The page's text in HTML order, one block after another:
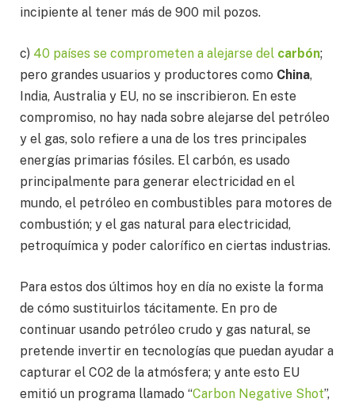
incipiente al tener más de 900 mil pozos.
c) 40 países se comprometen a alejarse del carbón;
pero grandes usuarios y productores como China,
India, Australia y EU, no se inscribieron. En este
compromiso, no hay nada sobre alejarse del petróleo
y el gas, solo refiere a una de los tres principales
energías primarias fósiles. El carbón, es usado
principalmente para generar electricidad en el
mundo, el petróleo en combustibles para motores de
combustión; y el gas natural para electricidad,
petroquímica y poder calorífico en ciertas industrias.
Para estos dos últimos hoy en día no existe la forma
de cómo sustituirlos tácitamente. En pro de
continuar usando petróleo crudo y gas natural, se
pretende invertir en tecnologías que puedan ayudar a
capturar el CO2 de la atmósfera; y ante esto EU
emitió un programa llamado “Carbon Negative Shot”,